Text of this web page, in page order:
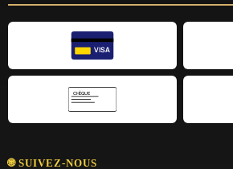
VISA
CHÈQUE
🌐 SUIVEZ-NOUS